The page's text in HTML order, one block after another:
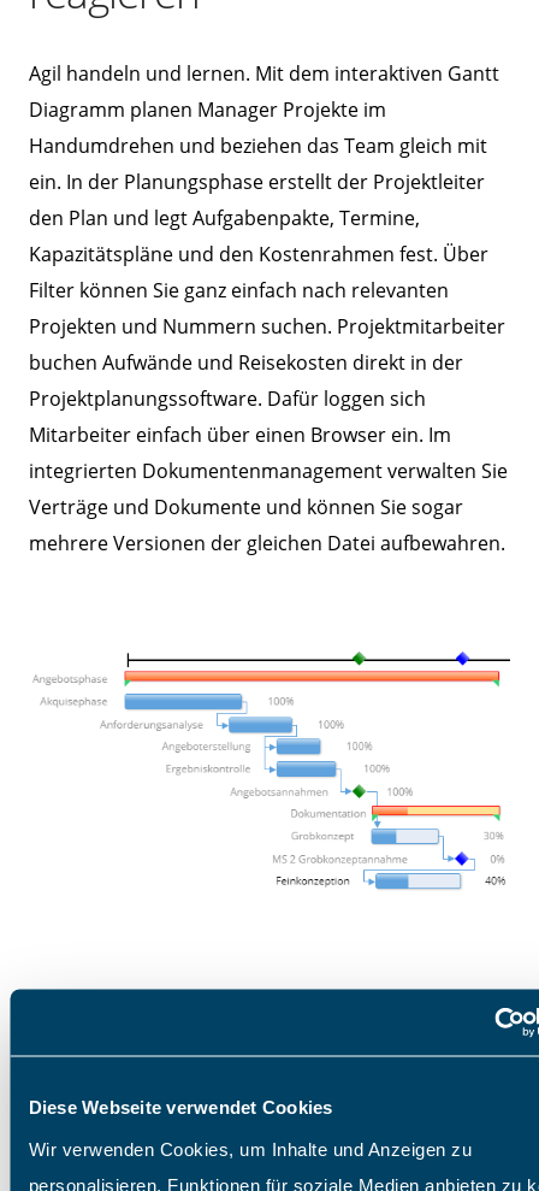
Diese Webseite verwendet Cookies
Wir verwenden Cookies, um Inhalte und Anzeigen zu
personalisieren, Funktionen für soziale Medien anbieten zu
Agil handeln und lernen. Mit dem interaktiven Gantt
Diagramm planen Manager Projekte im
Handumdrehen und beziehen das Team gleich mit
ein. In der Planungsphase erstellt der Projektleiter
den Plan und legt Aufgabenpakte, Termine,
Kapazitätspläne und den Kostenrahmen fest. Über
Filter können Sie ganz einfach nach relevanten
Projekten und Nummern suchen. Projektmitarbeiter
buchen Aufwände und Reisekosten direkt in der
Projektplanungssoftware. Dafür loggen sich
Mitarbeiter einfach über einen Browser ein. Im
integrierten Dokumentenmanagement verwalten Sie
Verträge und Dokumente und können Sie sogar
mehrere Versionen der gleichen Datei aufbewahren.
Zeiterfassung mit App
Projektzeiten mobil